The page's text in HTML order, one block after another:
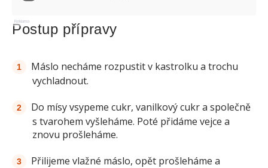
Reklama
Postup přípravy
Máslo necháme rozpustit v kastrolku a trochu
vychladnout.
Do mísy vsypeme cukr, vanilkový cukr a společně
s tvarohem vyšleháme. Poté přidáme vejce a
znovu prošleháme.
Přilijeme vlažné máslo, opět prošleháme a